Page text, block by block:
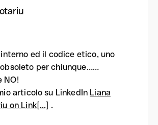
ed il codice etico, uno
obsoleto per chiunque……
NO!
articolo su LinkedIn Liana
on Link[...] .